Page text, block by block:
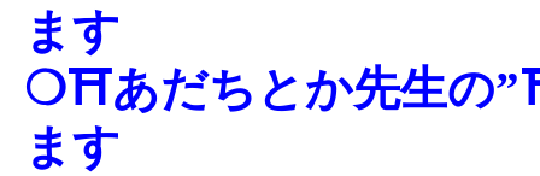
ます
❍⛩あだちとか先生の
ます